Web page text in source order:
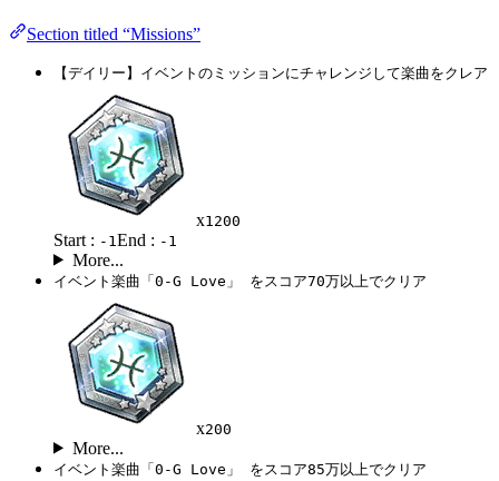
Section titled “Missions”
【デイリー】イベントのミッションにチャレンジして楽曲をクレア
x1200
Start : -1 End : -1
More...
イベント楽曲「0-G Love」 をスコア70万以上でクリア
x200
More...
イベント楽曲「0-G Love」 をスコア85万以上でクリア